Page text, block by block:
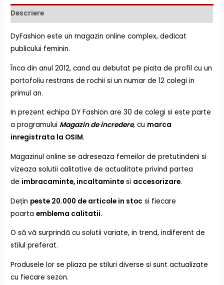
Descriere
DyFashion este un magazin online complex, dedicat
publicului feminin.
Înca din anul 2012, cand au debutat pe piata de profil cu un
portofoliu restrans de rochii si un numar de 12 colegi in
primul an.
In prezent echipa DY Fashion are 30 de colegi si este parte
a programului Magazin de incredere, cu marca
inregistrata la OSIM.
Magazinul online se adreseaza femeilor de pretutindeni si
vizeaza solutii calitative de actualitate privind partea
de imbracaminte, incaltaminte si accesorizare.
Dețin peste 20.000 de articole in stoc si fiecare
poartaemblema calitatii.
O să vă surprindă cu solutii variate, in trend, indiferent de
stilul preferat.
Produsele lor se pliaza pe stiluri diverse si sunt actualizate
cu fiecare sezon.